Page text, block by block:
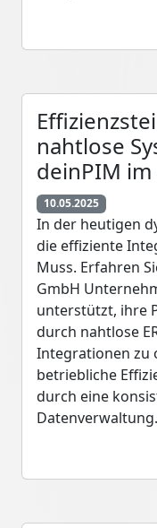
nahtlose
deinPIM im
10.05.2025
In der heutigen
die effiziente
Muss. Erfahren
GmbH
unterstützt, ihre
durch nahtlose
Integrationen zu
betriebliche
durch eine
Datenverwaltung.